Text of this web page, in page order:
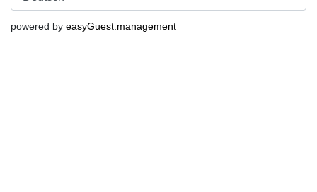
powered by easyGuest.management